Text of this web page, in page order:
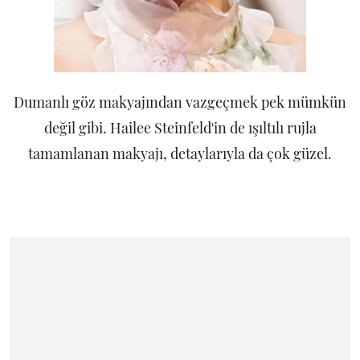
Dumanlı göz makyajından vazgeçmek pek mümkün
değil gibi. Hailee Steinfeld'in de ışıltılı rujla
tamamlanan makyajı, detaylarıyla da çok güzel.